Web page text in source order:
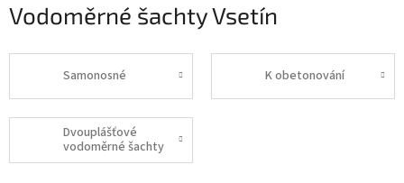
Vodoměrné šachty Vsetín
Samonosné K obetonování
Dvouplášťové
vodoměrné šachty